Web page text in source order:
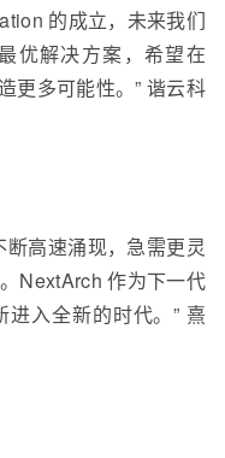
的成立，未来我们
优解决方案，希望在
更多可能性。” 谐云科
高速涌现，急需更灵
NextArch 作为下一代
入全新的时代。” 熹